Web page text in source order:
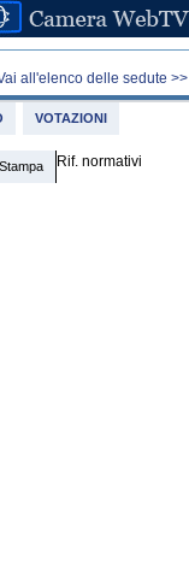
all'elenco delle sedute >>
VOTAZIONI
Rif. normativi